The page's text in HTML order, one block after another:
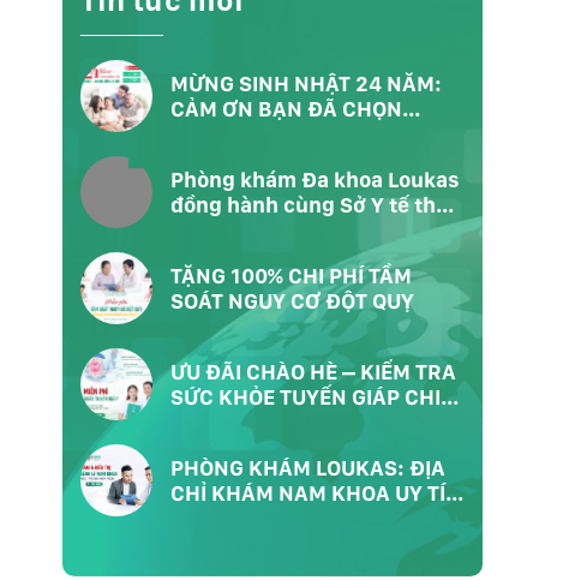
MỪNG SINH NHẬT 24 NĂM:
CẢM ƠN BẠN ĐÃ CHỌN
Phòng khám Đa khoa Loukas
đồng hành cùng Sở Y tế thực
hiện chương trình khám sức
khỏe toàn dân tại Phường
Bàn Cờ TP.HCM
TẶNG 100% CHI PHÍ TẦM
SOÁT NGUY CƠ ĐỘT QUỴ
ƯU ĐÃI CHÀO HÈ – KIỂM TRA
SỨC KHỎE TUYẾN GIÁP CHI
PHÒNG KHÁM LOUKAS: ĐỊA
CHỈ KHÁM NAM KHOA UY TÍN